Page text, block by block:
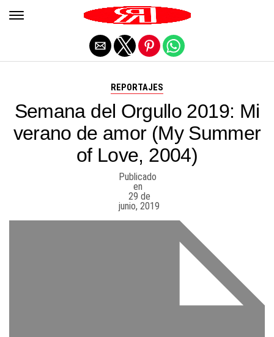
REPORTAJES
Semana del Orgullo 2019: Mi
verano de amor (My Summer
of Love, 2004)
Publicado
en
29 de
junio, 2019
Salir de la versión móvil